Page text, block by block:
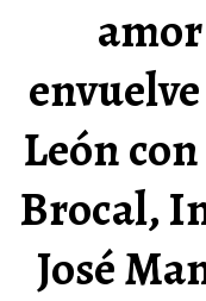
León
Brocal,
José